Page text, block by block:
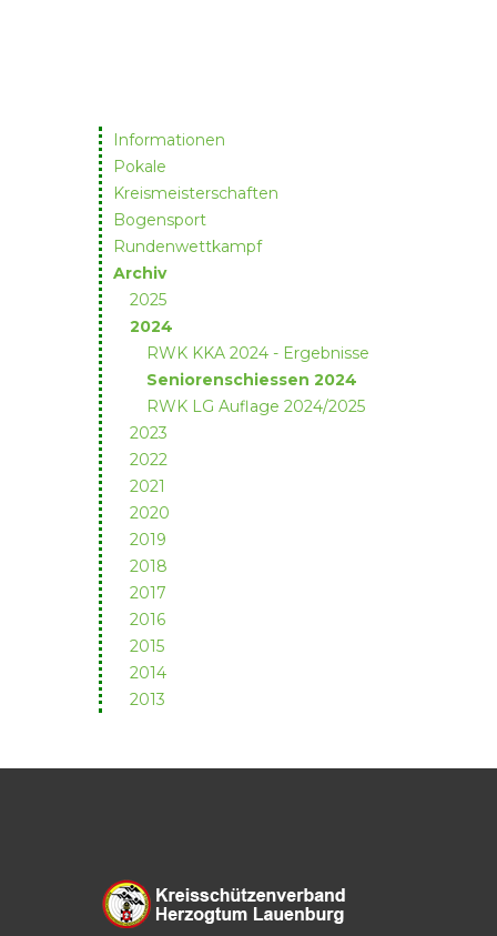
Informationen
Pokale
Kreismeisterschaften
Bogensport
Rundenwettkampf
Archiv
2025
2024
RWK KKA 2024 - Ergebnisse
Seniorenschiessen 2024
RWK LG Auflage 2024/2025
2023
2022
2021
2020
2019
2018
2017
2016
2015
2014
2013